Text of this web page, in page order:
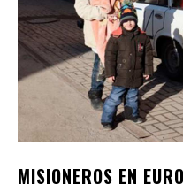
MISIONEROS EN